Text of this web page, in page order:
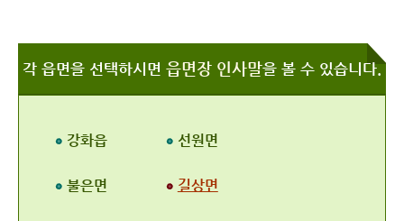
각 읍면을 선택하시면 읍면장 인사말을 볼 수 있습니다.
강화읍 선원면
불은면 길상면